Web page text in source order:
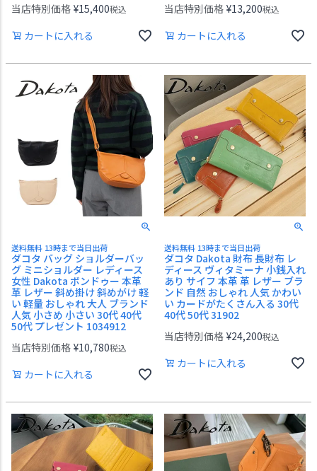
当店特別価格 ¥15,400税込
カートに入れる
当店特別価格 ¥13,200税込
カートに入れる
送料無料 13時まで当日出荷
ダコタ バッグ ショルダーバッ
グ ミニショルダー レディース
女性 Dakota ボンドゥー 本革
革 レザー 斜め掛け 斜めがけ 軽
い 軽量 おしゃれ 大人 ブランド
人気 小さめ 小さい 30代 40代
50代 プレゼント 1034912
当店特別価格 ¥10,780税込
カートに入れる
送料無料 13時まで当日出荷
ダコタ Dakota 財布 長財布 レ
ディース ヴィタミーナ 小銭入れ
あり サイフ 本革 革 レザー ブラ
ンド 自然 おしゃれ 人気 かわい
い カードがたくさん入る 30代
40代 50代 31902
当店特別価格 ¥24,200税込
カートに入れる